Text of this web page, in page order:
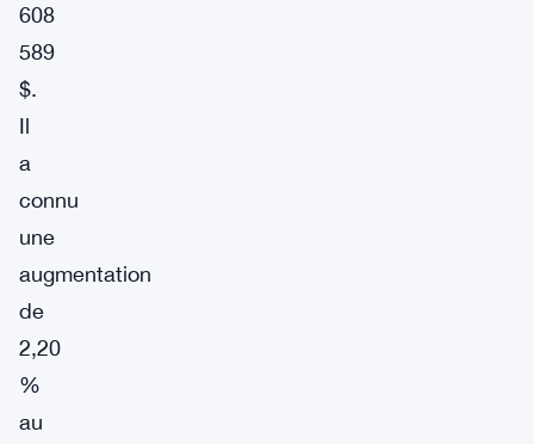
608
589
$.
Il
a
connu
une
augmentation
de
2,20
%
au